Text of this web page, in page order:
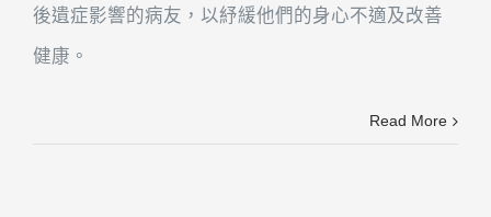
後遺症影響的病友，以紓緩他們的身心不適及改善
健康。
Read More